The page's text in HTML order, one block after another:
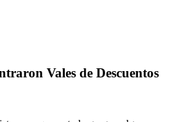
Vales de Descuentos